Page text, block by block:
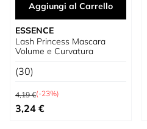
Aggiungi al Carrello
ESSENCE
Lash Princess Mascara
Volume e Curvatura
(30)
Prezzo predefinito
4,19 €(-23%)
Prezzo speciale
3,24 €